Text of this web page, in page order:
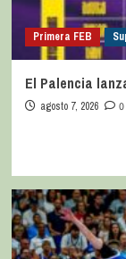
Primera FEB
El Palencia
agosto 7, 2026 0